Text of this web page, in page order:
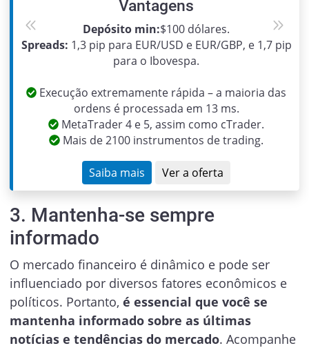
Vantagens
Depósito min:$100 dólares.
Spreads: 1,3 pip para EUR/USD e EUR/GBP, e 1,7 pip
para o Ibovespa.
Execução extremamente rápida – a maioria das
ordens é processada em 13 ms.
MetaTrader 4 e 5, assim como cTrader.
Mais de 2100 instrumentos de trading.
Saiba mais Ver a oferta
Previous Next
3. Mantenha-se sempre
informado
O mercado financeiro é dinâmico e pode ser
influenciado por diversos fatores econômicos e
políticos. Portanto, é essencial que você se
mantenha informado sobre as últimas
notícias e tendências do mercado. Acompanhe